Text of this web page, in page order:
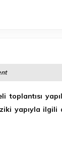
toplantısı
yapıyla